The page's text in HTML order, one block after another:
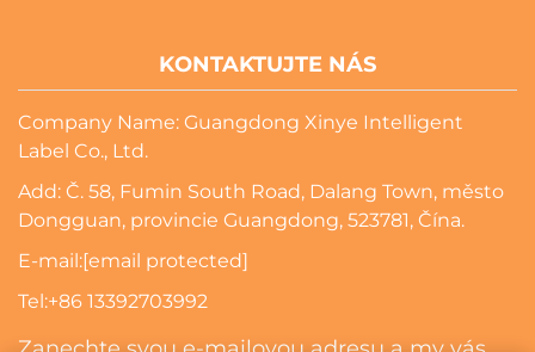
KONTAKTUJTE NÁS
Company Name: Guangdong Xinye Intelligent
Label Co., Ltd.
Add: Č. 58, Fumin South Road, Dalang Town, město
Dongguan, provincie Guangdong, 523781, Čína.
E-mail:[email protected]
Tel:+86 13392703992